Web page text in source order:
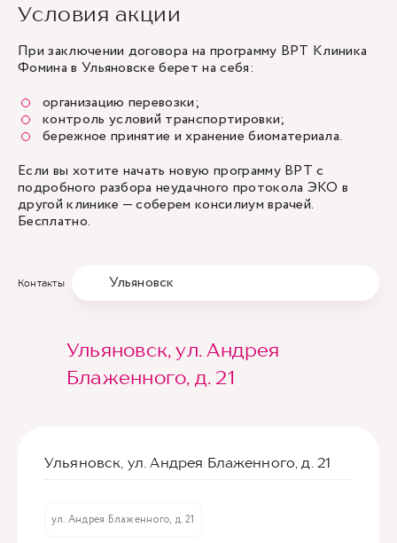
Условия акции
При заключении договора на программу ВРТ Клиника
Фомина в Ульяновске берет на себя:
организацию перевозки;
контроль условий транспортировки;
бережное принятие и хранение биоматериала.
Если вы хотите начать новую программу ВРТ с
подробного разбора неудачного протокола ЭКО в
другой клинике — соберем консилиум врачей.
Бесплатно.
Контакты Ульяновск
Ульяновск, ул. Андрея
Блаженного, д. 21
Ульяновск, ул. Андрея Блаженного, д. 21
ул. Андрея Блаженного, д. 21